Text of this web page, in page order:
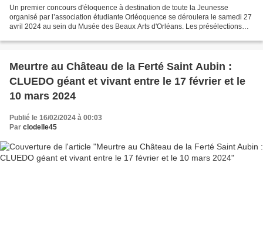
Un premier concours d'éloquence à destination de toute la Jeunesse
organisé par l’association étudiante Orléoquence se déroulera le samedi 27
avril 2024 au sein du Musée des Beaux Arts d'Orléans. Les présélections
Meurtre au Château de la Ferté Saint Aubin :
CLUEDO géant et vivant entre le 17 février et le
10 mars 2024
Publié le 16/02/2024 à 00:03
Par clodelle45